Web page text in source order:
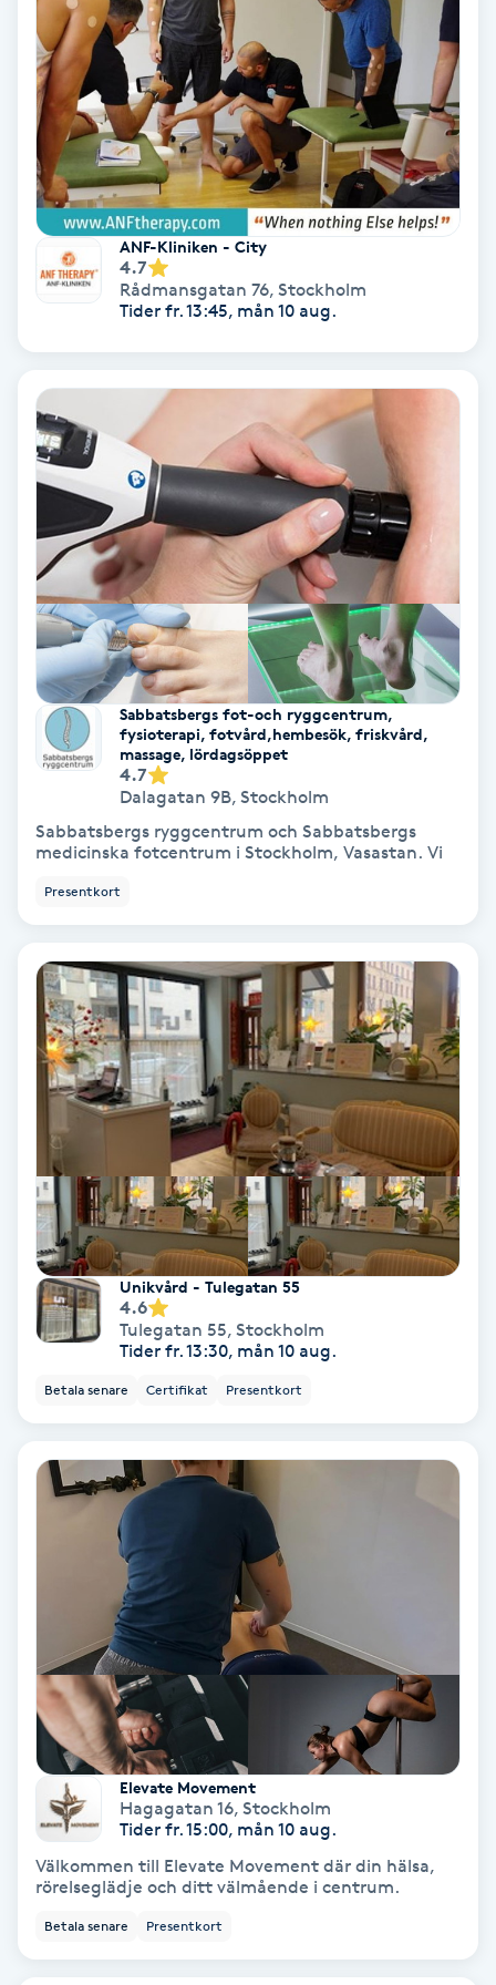
Ansiktsbehandling djuprengörande
Babylights
Balayage
Bambumassage
Barber
Barnklippning
BIAB
Blowout
Bottenfärg
Brynformning
Brynfärgning
Brynplockning
Bröllopsuppsättning
Color correction
Cryoterapi
Damklippning
Dermapen
Diamantslipning
Extensions
Extensions borttagning
Eyeliner-tatuering
Face framing
Faceliftmassage
Fet hårbotten
Fettreducering
Fibromassage
ANF-Kliniken - City
4.7
Rådmansgatan 76, Stockholm
Tider fr. 13:45, mån 10 aug.
Sabbatsbergs fot-och ryggcentrum,
fysioterapi, fotvård,hembesök, friskvård,
massage, lördagsöppet
4.7
Dalagatan 9B, Stockholm
Sabbatsbergs ryggcentrum och Sabbatsbergs
medicinska fotcentrum i Stockholm, Vasastan. Vi
Presentkort
Unikvård - Tulegatan 55
4.6
Tulegatan 55, Stockholm
Tider fr. 13:30, mån 10 aug.
Betala senare Certifikat Presentkort
Elevate Movement
Hagagatan 16, Stockholm
Tider fr. 15:00, mån 10 aug.
Välkommen till Elevate Movement där din hälsa,
rörelseglädje och ditt välmående i centrum.
Betala senare Presentkort